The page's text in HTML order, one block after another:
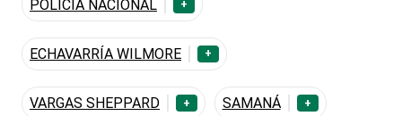
POLICÍA NACIONAL +
ECHAVARRÍA WILMORE +
VARGAS SHEPPARD + SAMANÁ +